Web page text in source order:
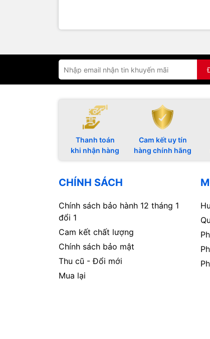
Thanh toán
khi nhận hàng
Cam kết uy tín
hàng chính hãng
CHÍNH SÁCH
Chính sách bảo hành 12 tháng 1
đổi 1
Cam kết chất lượng
Chính sách bảo mật
Thu cũ - Đổi mới
Mua lại